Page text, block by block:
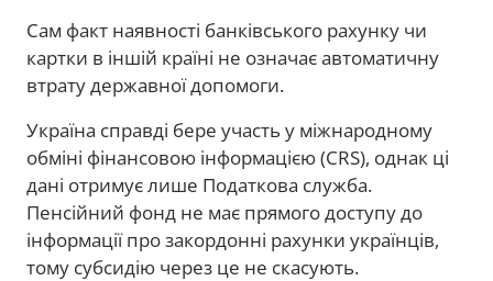
Сам факт наявності банківського рахунку чи
картки в іншій країні не означає автоматичну
втрату державної допомоги.
Україна справді бере участь у міжнародному
обміні фінансовою інформацією (CRS), однак ці
дані отримує лише Податкова служба.
Пенсійний фонд не має прямого доступу до
інформації про закордонні рахунки українців,
тому субсидію через це не скасують.